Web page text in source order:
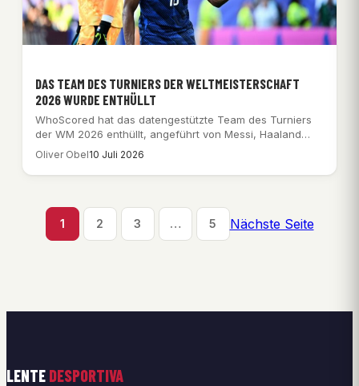
DAS TEAM DES TURNIERS DER WELTMEISTERSCHAFT
2026 WURDE ENTHÜLLT
WhoScored hat das datengestützte Team des Turniers
der WM 2026 enthüllt, angeführt von Messi, Haaland…
Oliver Obel10 Juli 2026
1 2 3 … 5 Nächste Seite
LENTE DESPORTIVA